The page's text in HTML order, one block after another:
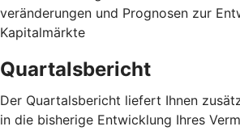
veränderungen und Prognosen zur
Kapitalmärkte
Quartalsbericht
Der Quartalsbericht liefert Ihnen
in die bisherige Entwicklung Ihres